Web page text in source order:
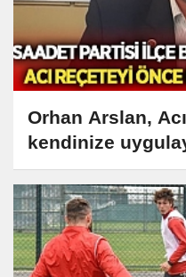
Orhan Arslan,
kendinize